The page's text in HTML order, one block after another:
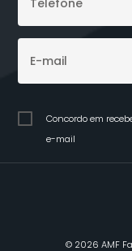
Concordo em
e-mail
© 2026 AMF